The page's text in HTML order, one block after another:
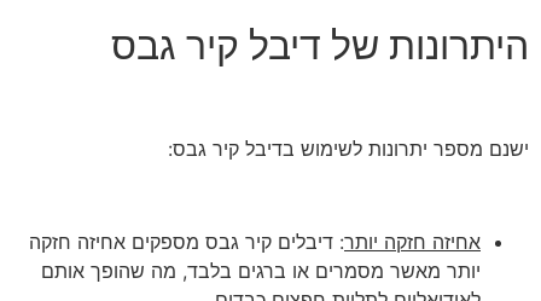
היתרונות של דיבל קיר גבס
ישנם מספר יתרונות לשימוש בדיבל קיר גבס:
אחיזה חזקה יותר: דיבלים קיר גבס מספקים אחיזה חזקה
יותר מאשר מסמרים או ברגים בלבד, מה שהופך אותם